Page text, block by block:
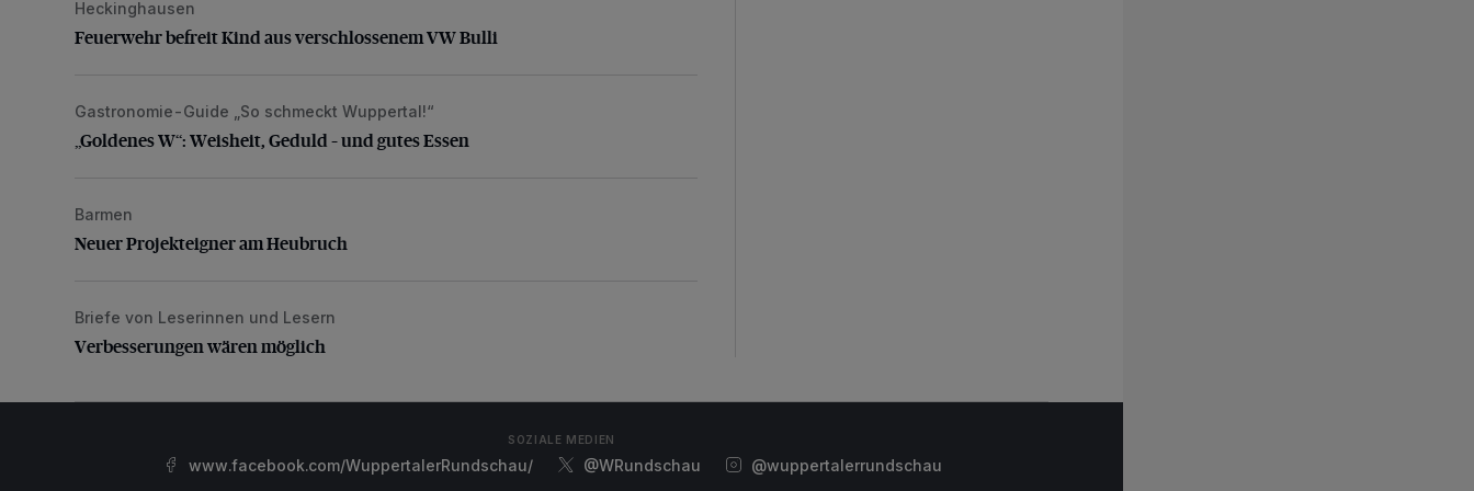
Feuerwehr befreit Kind aus verschlossenem VW Bulli
Heckinghausen
Feuerwehr befreit Kind aus verschlossenem VW Bulli
„Goldenes W“: Weisheit, Geduld – und gutes Essen
Gastronomie-Guide „So schmeckt Wuppertal!“
„Goldenes W“: Weisheit, Geduld – und gutes Essen
Neuer Projekteigner am Heubruch
Barmen
Neuer Projekteigner am Heubruch
Verbesserungen wären möglich
Briefe von Leserinnen und Lesern
Verbesserungen wären möglich
SOZIALE MEDIEN
www.facebook.com/WuppertalerRundschau/ @WRundschau @wuppertalerrundschau